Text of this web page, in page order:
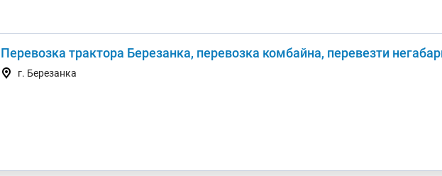
Перевозка трактора Березанка, перевозка комбайна, перевезти
г. Березанка